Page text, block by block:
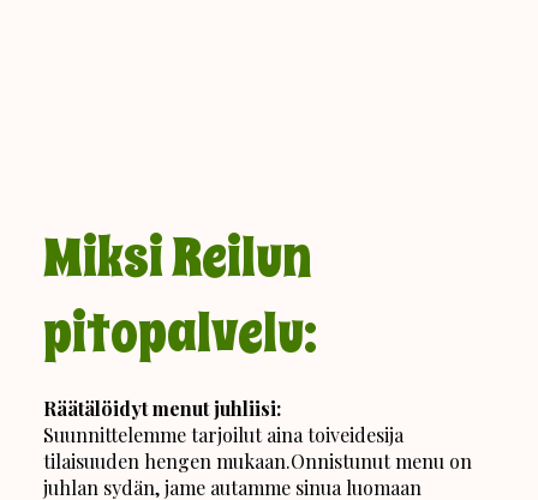
Miksi Reilun
pitopalvelu:
Räätälöidyt menut juhliisi:
Suunnittelemme tarjoilut aina toiveidesija
tilaisuuden hengen mukaan.Onnistunut menu on
juhlan sydän, jame autamme sinua luomaan